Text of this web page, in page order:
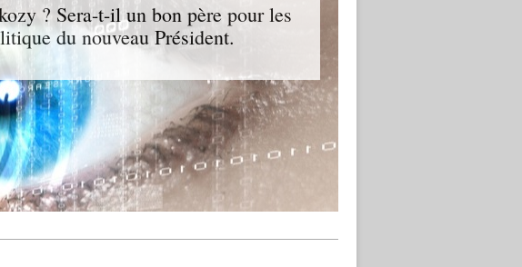
? Sera-t-il un bon père pour les
du nouveau Président.